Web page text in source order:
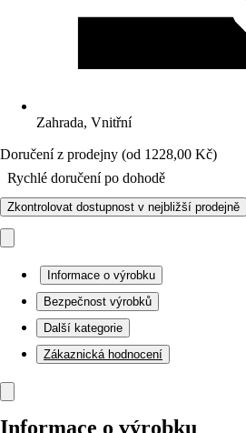
Zahrada, Vnitřní
Doručení z prodejny (od 1228,00 Kč)
Rychlé doručení po dohodě
Zkontrolovat dostupnost v nejbližší prodejně
Informace o výrobku
Bezpečnost výrobků
Další kategorie
Zákaznická hodnocení
Informace o výrobku